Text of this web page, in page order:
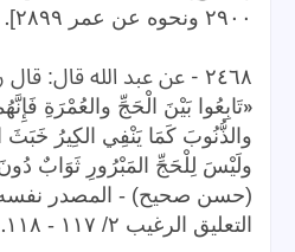
٢٩٠٠ ونحوه عن عمر ٢٨٩٩]
.
٢٤٦٨ - عن عبد الله قال:
«تَابِعُوا بَيْنَ الْحَجِّ والعُمْرَةِ
والذُّنُوبَ كَمَا يَنْفِي الكِيرُ
ولَيْسَ لِلْحَجِّ المَبْرُورِ ثَوَابٌ
التعليق الرغيب ٢/ ١١٧ - ١١٨
.